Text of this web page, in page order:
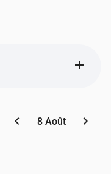
add
chevron_left 8 Août chevron_right